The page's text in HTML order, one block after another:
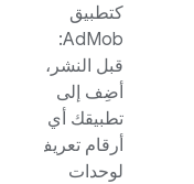
كتطبيق
AdMob
:
قبل النشر،
أضِف إلى
تطبيقك أي
أرقام تعريف
لوحدات